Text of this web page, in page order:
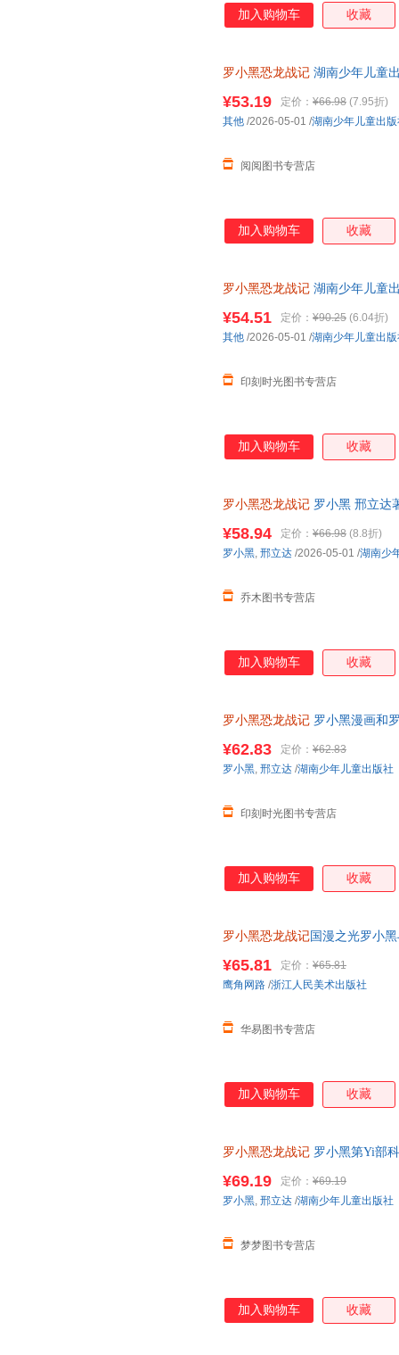
加入购物车 收藏
罗小黑恐龙战记 湖南少年儿童
¥53.19 定价： ¥66.98 (7.95折)
阅阅图书专营店
其他 /2026-05-01 /湖南少年儿童出
加入购物车 收藏
罗小黑恐龙战记 湖南少年儿童
¥54.51 定价： ¥90.25 (6.04折)
印刻时光图书专营店
其他 /2026-05-01 /湖南少年儿童出
加入购物车 收藏
罗小黑恐龙战记 罗小黑 邢立达
¥58.94 定价： ¥66.98 (8.8折)
乔木图书专营店
罗小黑, 邢立达 /2026-05-01 /湖南少
加入购物车 收藏
罗小黑恐龙战记 罗小黑漫画和
¥62.83 定价： ¥62.83
印刻时光图书专营店
罗小黑, 邢立达 /湖南少年儿童出版社
加入购物车 收藏
罗小黑恐龙战记 国漫之光罗小
¥65.81 定价： ¥65.81
华易图书专营店
鹰角网路 /浙江人民美术出版社
加入购物车 收藏
罗小黑恐龙战记 罗小黑第Yi部
¥69.19 定价： ¥69.19
梦梦图书专营店
罗小黑, 邢立达 /湖南少年儿童出版社
加入购物车 收藏